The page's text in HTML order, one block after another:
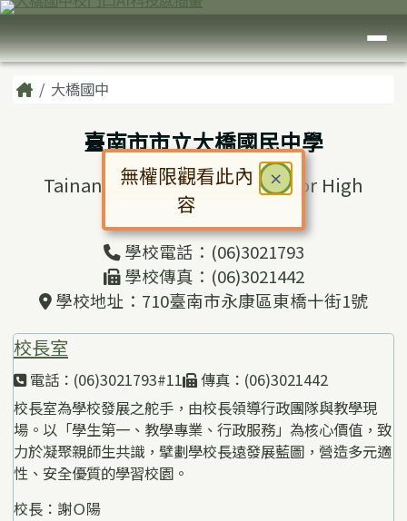
跳至主內容區
臺南市大橋國中
導覽列
主內容區域
Home大橋國中
臺南市市立大橋國民中學
Tainan Municipal Daciao Junior High
School
學校電話：(06)3021793
學校傳真：(06)3021442
學校地址：710臺南市永康區東橋十街1號
校長室
電話：(06)3021793#11
傳真：(06)3021442
校長室為學校發展之舵手，由校長領導行政團隊與教學現
場。以「學生第一、教學專業、行政服務」為核心價值，致
力於凝聚親師生共識，擘劃學校長遠發展藍圖，營造多元適
性、安全優質的學習校園。
校長：謝Ｏ陽
頁尾區域
× 關閉
無權限觀看此內
容
對話框已開啟。請使用 Tab 鍵在